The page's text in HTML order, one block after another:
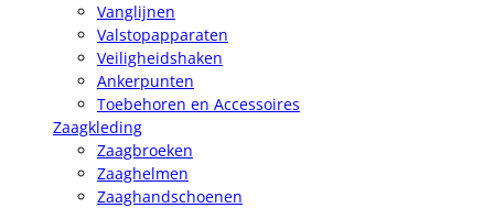
Vanglijnen
Valstopapparaten
Veiligheidshaken
Ankerpunten
Toebehoren en Accessoires
Zaagkleding
Zaagbroeken
Zaaghelmen
Zaaghandschoenen